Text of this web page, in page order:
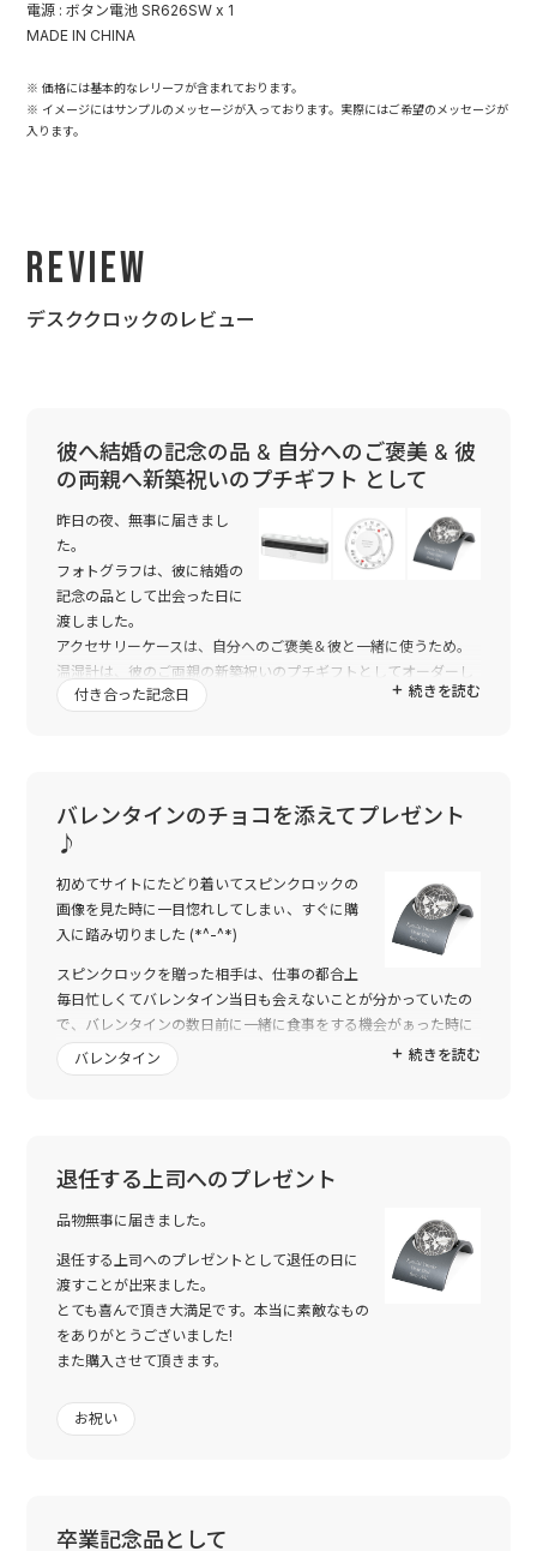
電源 : ボタン電池 SR626SW x 1
MADE IN CHINA
※ 価格には基本的なレリーフが含まれております。
※ イメージにはサンプルのメッセージが入っております。実際にはご希望のメッセージが
入ります。
Review
デスククロックのレビュー
彼へ結婚の記念の品 & 自分へのご褒美 & 彼
の両親へ新築祝いのプチギフト として
昨日の夜、無事に届きまし
た。
フォトグラフは、彼に結婚の
記念の品として出会った日に
渡しました。
アクセサリーケースは、自分へのご褒美＆彼と一緒に使うため。
温湿計は、彼のご両親の新築祝いのプチギフトとしてオーダーし
ました。
てくれて、一緒に結婚指輪を置く時に使ってます。
実際商品になって指定した印字されていると感慨深いですね～
あと１品は、今回の一番のメインで注文したプレゼントなので、
中身がみれない分、緊張しますが、きっと喜んで下さるんじゃな
どうもありがとうございましたヾ(≧∀≦)ノ
とり急ぎお礼まで。
続きを読む
付き合った記念日
バレンタインのチョコを添えてプレゼント
♪
初めてサイトにたどり着いてスピンクロックの
画像を見た時に一目惚れしてしまぃ、すぐに購
入に踏み切りました (*^-^*)
スピンクロックを贈った相手は、仕事の都合上
毎日忙しくてバレンタイン当日も会えないことが分かっていたの
で、バレンタインの数日前に一緒に食事をする機会がぁった時に
『バレンタインにはちょっと早いけど…』と言いつつ渡しました
(´ω`)
に任せようと思い箱を開けてもらいました (*^-^*)
うょ』と言ってくれました (*^o^*)
本当に嬉しかったです (*^-^*)
ありがとうございました (^o^)/
インターネットを使って買い物をすることがめったにない私でし
たが、一目惚れした直感は間違っていませんでした (*^o^*)
是非とも、また 2-U を利用したいと思います♪
続きを読む
バレンタイン
退任する上司へのプレゼント
品物無事に届きました。
退任する上司へのプレゼントとして退任の日に
渡すことが出来ました。
とても喜んで頂き大満足です。本当に素敵なもの
をありがとうございました!
また購入させて頂きます。
お祝い
卒業記念品として